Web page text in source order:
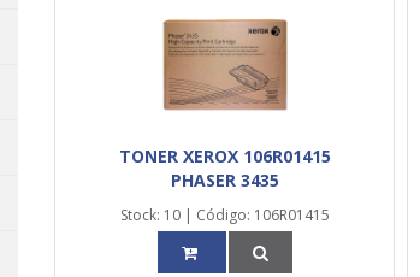
TONER XEROX 106R01415
PHASER 3435
Stock: 10 | Código: 106R01415